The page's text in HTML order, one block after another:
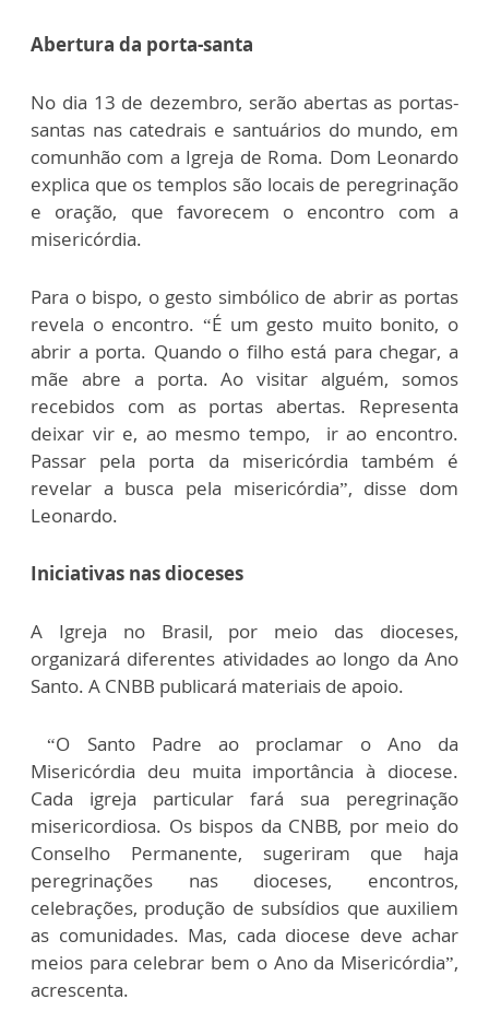
Abertura da porta-santa
No dia 13 de dezembro, serão abertas as portas-
santas nas catedrais e santuários do mundo, em
comunhão com a Igreja de Roma. Dom Leonardo
explica que os templos são locais de peregrinação
e oração, que favorecem o encontro com a
misericórdia.
Para o bispo, o gesto simbólico de abrir as portas
revela o encontro. “É um gesto muito bonito, o
abrir a porta. Quando o filho está para chegar, a
mãe abre a porta. Ao visitar alguém, somos
recebidos com as portas abertas. Representa
deixar vir e, ao mesmo tempo, ir ao encontro.
Passar pela porta da misericórdia também é
revelar a busca pela misericórdia”, disse dom
Leonardo.
Iniciativas nas dioceses
A Igreja no Brasil, por meio das dioceses,
organizará diferentes atividades ao longo da Ano
Santo. A CNBB publicará materiais de apoio.
“O Santo Padre ao proclamar o Ano da
Misericórdia deu muita importância à diocese.
Cada igreja particular fará sua peregrinação
misericordiosa. Os bispos da CNBB, por meio do
Conselho Permanente, sugeriram que haja
peregrinações nas dioceses, encontros,
celebrações, produção de subsídios que auxiliem
as comunidades. Mas, cada diocese deve achar
meios para celebrar bem o Ano da Misericórdia”,
acrescenta.